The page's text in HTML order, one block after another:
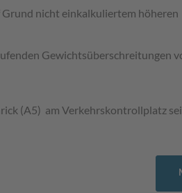
nicht einkalkuliertem höheren
Gewichtsüberschreitungen
(A5) am Verkehrskontrollplatz